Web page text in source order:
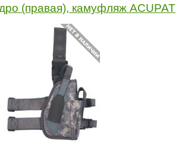
(правая), камуфляж ACUPAT